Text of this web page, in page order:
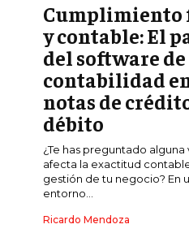
NEGOCIOS
ESTRATEGIAS DE NEGOCIOS
MARKETING B2B
MARKETING B2C
FRANQUICIAS
MARKETING DE INFLUENCERS
E-COMMERCE
Cumplimiento
y contable: El
del software de
contabilidad
notas de
débito
¿Te has preguntado
afecta la exactitud
gestión de tu negocio? En
entorno...
Ricardo Mendoza